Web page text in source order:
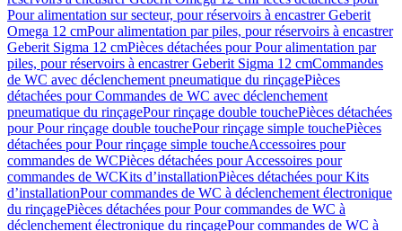
Pour alimentation sur secteur, pour réservoirs à encastrer Geberit
Omega 12 cmPour alimentation par piles, pour réservoirs à encastrer
Geberit Sigma 12 cmPièces détachées pour Pour alimentation par
piles, pour réservoirs à encastrer Geberit Sigma 12 cmCommandes
de WC avec déclenchement pneumatique du rinçagePièces
détachées pour Commandes de WC avec déclenchement
pneumatique du rinçagePour rinçage double touchePièces détachées
pour Pour rinçage double touchePour rinçage simple touchePièces
détachées pour Pour rinçage simple toucheAccessoires pour
commandes de WCPièces détachées pour Accessoires pour
commandes de WCKits d’installationPièces détachées pour Kits
d’installationPour commandes de WC à déclenchement électronique
du rinçagePièces détachées pour Pour commandes de WC à
déclenchement électronique du rinçagePour commandes de WC à